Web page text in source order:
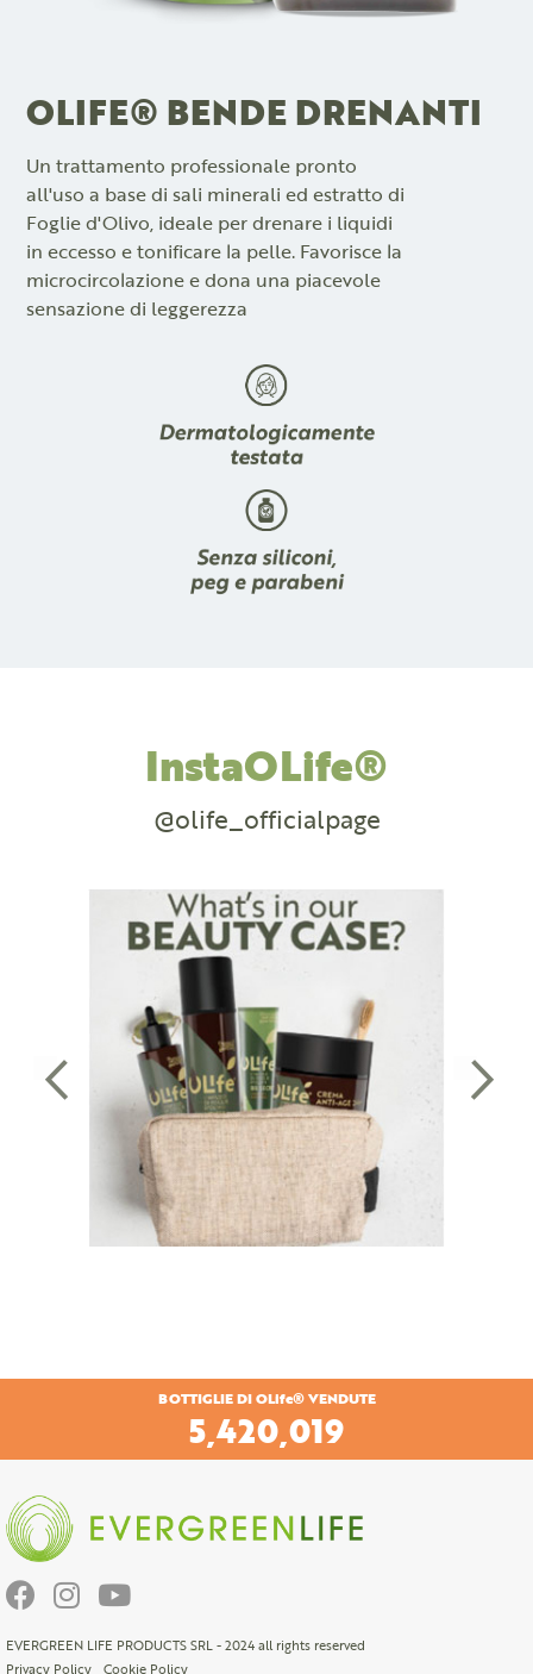
OLIFE® BENDE DRENANTI
Un trattamento professionale pronto
all'uso a base di sali minerali ed estratto di
Foglie d'Olivo, ideale per drenare i liquidi
in eccesso e tonificare la pelle. Favorisce la
microcircolazione e dona una piacevole
sensazione di leggerezza
InstaOLife®
@olife_officialpage
BOTTIGLIE DI OLife® VENDUTE
6,599,505
EVERGREEN LIFE PRODUCTS SRL - 2024 all rights reserved
Privacy Policy
Cookie Policy